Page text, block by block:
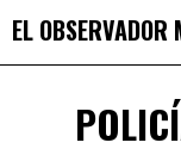
EL OBSERVADOR